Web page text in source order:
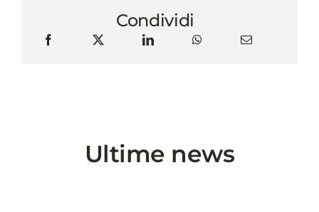
Condividi
Ultime news